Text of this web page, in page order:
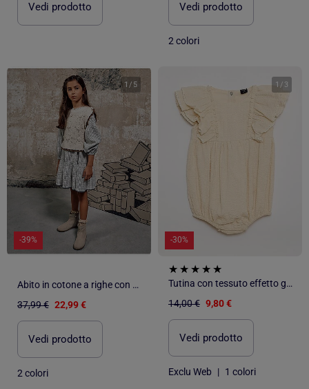
Vedi prodotto Vedi prodotto
2 colori
1 / 5
-39%
Abito in cotone a righe con maniche a sbuffo b&s
37,99 € 22,99 €
Vedi prodotto
2 colori
1 / 3
-30%
Tutina con tessuto effetto goffrato e volant
14,00 € 9,80 €
Vedi prodotto
Exclu Web | 1 colori